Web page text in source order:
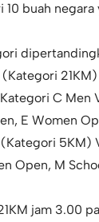
10 buah
C Men
E Women
5KM)
Open, M
jam 3.00